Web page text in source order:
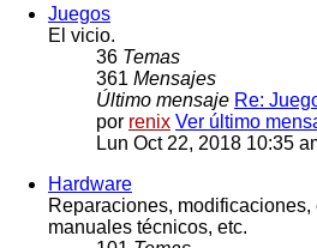
Juegos
El vicio.
36 Temas
361 Mensajes
Último mensaje Re:
por renix Ver último
Lun Oct 22, 2018 10:35
Hardware
Reparaciones,
manuales técnicos, etc.